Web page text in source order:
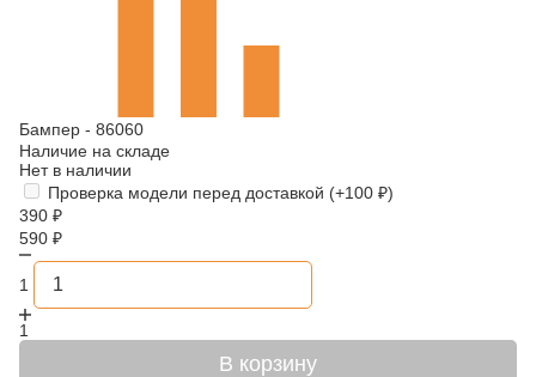
Бампер - 86060
Наличие на складе
Нет в наличии
Проверка модели перед доставкой (+100 ₽)
390 ₽
590 ₽
1
1
В корзину